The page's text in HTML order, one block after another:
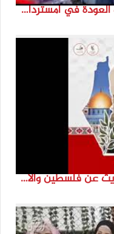
مسيرات الاعلام الفلسطينية رايات العودة في امستردام #النكبة74 #انتماء2022 #القدس_موعدنا
النائب موسى هنطش، الأردن الحديث عن فلسطين والاقصى هو عنصر تحدي من تحديات الأُمة في تاريخها الطويل. #انتماء2022